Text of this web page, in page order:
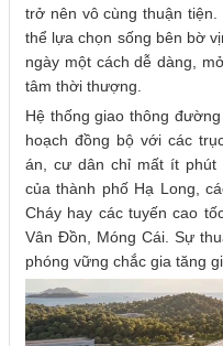
trở nên vô cùng thuận
thể lựa chọn sống bên bờ
ngày một cách dễ dàng,
tâm thời thượng.
Hệ thống giao thông
hoạch đồng bộ với các
án, cư dân chỉ mất ít phút
của thành phố Hạ Long,
Cháy hay các tuyến cao
Vân Đồn, Móng Cái. Sự
phóng vững chắc gia tăng